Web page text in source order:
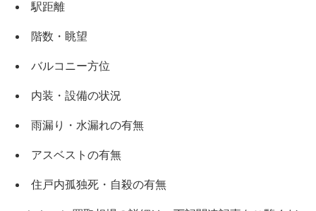
駅距離
階数・眺望
バルコニー方位
内装・設備の状況
雨漏り・水漏れの有無
アスベストの有無
住戸内孤独死・自殺の有無